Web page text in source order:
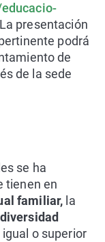
presentación
podrá
de
de la sede
se ha
tienen en
familiar, la
diversidad
igual o superior